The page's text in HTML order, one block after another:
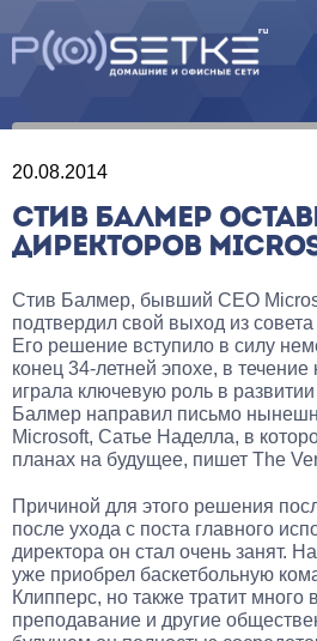
20.08.2014
СТИВ БАЛМЕР
ДИРЕКТОРОВ
Стив Балмер, бывший CEO
подтвердил свой выход из
Его решение вступило в силу
конец 34-летней эпохе, в течение
играла ключевую роль в
Балмер направил письмо
Microsoft, Сатье Наделла, в
планах на будущее, пишет The
Причиной для этого решения
после ухода с поста главного
директора он стал очень занят.
уже приобрел баскетбольную
Клипперс, но также тратит много
преподавание и другие